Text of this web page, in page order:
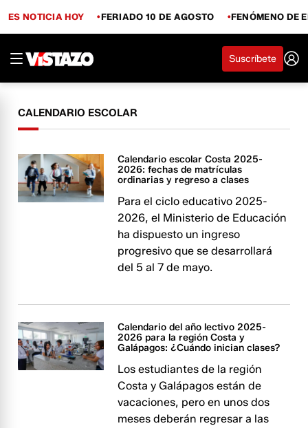
ES NOTICIA HOY FERIADO 10 DE AGOSTO FENÓMENO DE
Suscríbete
CALENDARIO ESCOLAR
Calendario escolar Costa 2025-
2026: fechas de matrículas
ordinarias y regreso a clases
Para el ciclo educativo 2025-
2026, el Ministerio de Educación
ha dispuesto un ingreso
progresivo que se desarrollará
del 5 al 7 de mayo.
Calendario del año lectivo 2025-
2026 para la región Costa y
Galápagos: ¿Cuándo inician clases?
Los estudiantes de la región
Costa y Galápagos están de
vacaciones, pero en unos dos
meses deberán regresar a las